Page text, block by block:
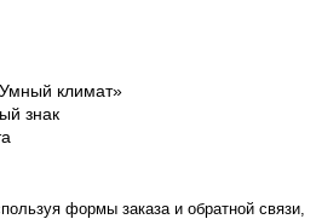
климат»
знак
формы заказа и обратной связи,